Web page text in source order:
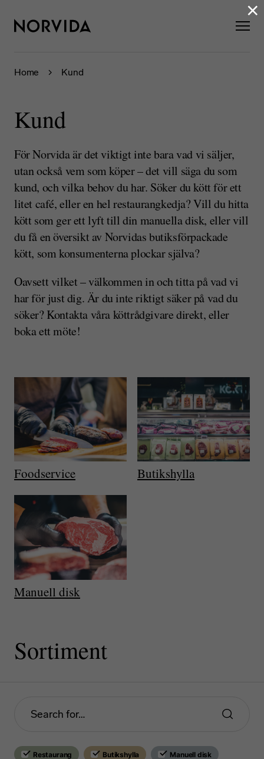
Home Kund
Kund
För Norvida är det viktigt inte bara vad vi säljer,
utan också vem som köper – det vill säga du som
kund, och vilka behov du har. Söker du kött för ett
litet café, eller en hel restaurangkedja? Vill du hitta
kött som ger ett lyft till din manuella disk, eller vill
du få en översikt av Norvidas butiksförpackade
kött, som konsumenterna plockar själva?
Oavsett vilket – välkommen in och titta på vad vi
har för just dig. Är du inte riktigt säker på vad du
söker? Kontakta våra köttrådgivare direkt, eller
boka ett möte!
Foodservice Butikshylla
Manuell disk
Sortiment
Restaurang Butikshylla Manuell disk
×